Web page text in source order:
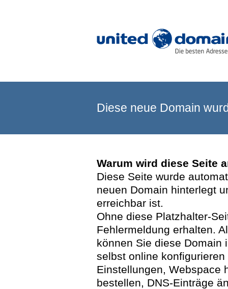
Diese neue Domain
Warum wird diese Seite
Diese Seite wurde
neuen Domain hinterlegt
erreichbar ist.
Ohne diese Platzhalter-
Fehlermeldung erhalten.
können Sie diese Domain
selbst online
Einstellungen, Webspace
bestellen, DNS-Einträge